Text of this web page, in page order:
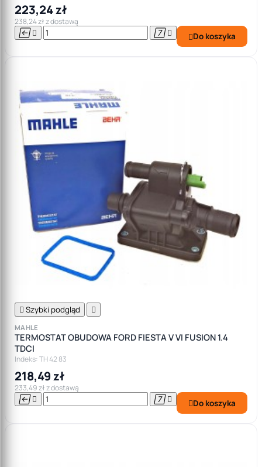
223,24 zł
238,24 zł z dostawą
    Do koszyka
 Szybki podgląd 
MAHLE
TERMOSTAT OBUDOWA FORD FIESTA V VI FUSION 1.4
TDCI
Indeks: TH 42 83
218,49 zł
233,49 zł z dostawą
    Do koszyka